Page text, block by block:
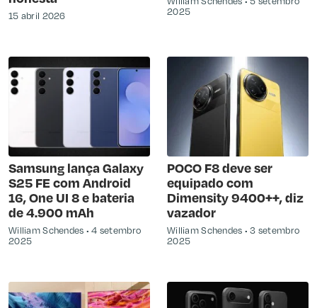
15 abril 2026
2025
Samsung lança Galaxy
S25 FE com Android
16, One UI 8 e bateria
de 4.900 mAh
William Schendes
4 setembro
2025
POCO F8 deve ser
equipado com
Dimensity 9400++, diz
vazador
William Schendes
3 setembro
2025